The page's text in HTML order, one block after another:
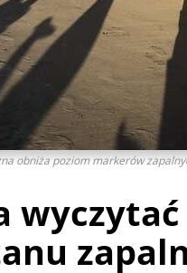
obniża poziom markerów